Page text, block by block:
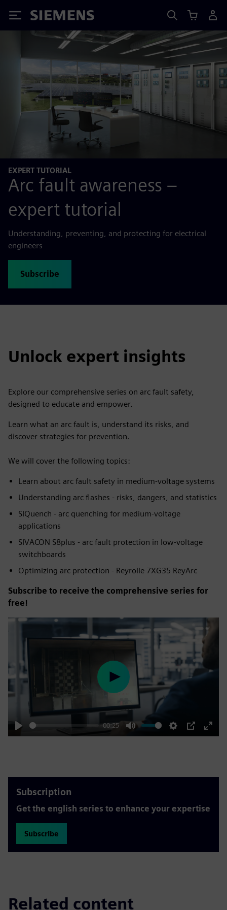
Siemens
EXPERT TUTORIAL
Arc fault awareness –
expert tutorial
Understanding, preventing, and protecting for electrical
engineers
Subscribe
Unlock expert insights
Explore our comprehensive series on arc fault safety,
designed to educate and empower.
Learn what an arc fault is, understand its risks, and
discover strategies for prevention.
We will cover the following topics:
Learn about arc fault safety in medium-voltage systems
Understanding arc flashes - risks, dangers, and statistics
SIQuench - arc quenching for medium-voltage
applications
SIVACON S8plus - arc fault protection in low-voltage
switchboards
Optimizing arc protection - Reyrolle 7XG35 ReyArc
Subscribe to receive the comprehensive series for
free!
Play
00:25
Mute Settings
PIP
Enter
Play
Subscription
Get the english series to enhance your expertise
Subscribe
Related content